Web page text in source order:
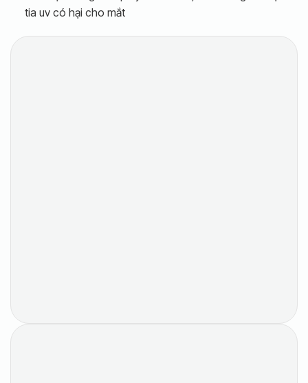
tia uv có hại cho mắt